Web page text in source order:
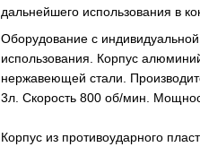
дальнейшего использования в
Оборудование с
использования. Корпус
нержавеющей стали.
3л. Скорость 800 об/мин.
Корпус из противоударного